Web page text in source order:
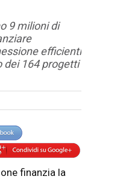
9 milioni di
efficienti
dei 164 progetti
finanzia la